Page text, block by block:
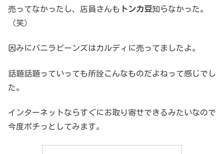
売ってなかったし、店員さんも トンカ豆知らなかった。
（笑）
因みにバニラビーンズはカルディに売ってましたよ。
話題話題っていっても所詮こんなものだよねって感じでし
た。
インターネットならすぐにお取り寄せできるみたいなので
今度ポチっとしてみます。